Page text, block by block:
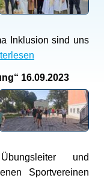
Inklusion sind uns
16.09.2023
und
Sportvereinen